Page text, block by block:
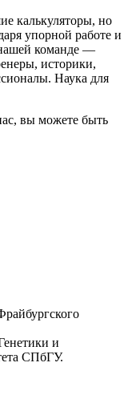
калькуляторы, но
упорной работе и
команде —
историки,
Наука для
вы можете быть
и
СПбГУ.